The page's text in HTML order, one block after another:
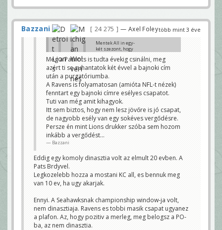
Azért a Chiefsnél csak
Es a Chiefsbol van egy darab a ligaban.
Olyannyira nehez fenntartani azt a
sikeresseget. Itt tudvalevo volt, hogy nem
lesz ez hosszu project. Brady 45 eves,
Mahomes 27.
Reid 64, Arians 70. Raadasul utobbi komoly
egeszsegugyi problemakkal is
szembenezett, arrol nem is beszelve,
hogy Reid >>>> Arians.
Ez a 3 ev igy is brutal sikeres volt a
Tampanak, raadasul a liga szemleletet is
megvaltoztatta (Stafford/Goff csere). A
problema inkabb az, hogy csunya lett a
vege. PErsze ez elenyeszo problema a SB
tukreben, de realisztikusan nezve, most
ezzel kell foglalkozni.
undisputedly
se zuhantatok két évvel a bajnoki cím után a
purgatóriumba.
A Ravens is folyamatosan (amióta NFL-t nézek)
fenntart egy bajnoki címre esélyes csapatot. Tuti
van még amit kihagyok.
Itt sem biztos, hogy nem lesz jövőre is jó csapat, de
Persze én mint Lions drukker szóba sem hozom
inkább a vergődést...
Bazzani
több mint 3 éve
Bazzani 24 275 — Axel Foley
Mentek All in egy-
két szezont, hogy
Most annyira nem
fest faszán a roster.
Ahogy a Ramsnél, ez
nem zavarja õket.
Majd építkeznek
ahogy lehet, vagy
rebuild. Várják a
következõ nagy
dobást.
Ha Top 3 cetli, akkor
az. Ha mégis
összeáll vmi, akkor
az.
Senki nem vitatja, hogy
deal, mint az osszes evben eros
kozepszernek lenni.
jovore is palyara kell kuldeni
egy csapatot es az edzok, FO
ugyanugy elszamoltathato a
sikertelensegert.
Meg a Patriots is tudta évekig csinálni, meg
azért ti se zuhantatok két évvel a bajnoki cím
után a purgatóriumba.
A Ravens is folyamatosan (amióta NFL-t nézek)
fenntart egy bajnoki címre esélyes csapatot.
Tuti van még amit kihagyok.
Itt sem biztos, hogy nem lesz jövőre is jó csapat,
de nagyobb esély van egy sokéves vergődésre.
Persze én mint Lions drukker szóba sem hozom
inkább a vergődést...
Bazzani
Eddig egy komoly dinasztia volt az elmult 20 evben. A
Pats Brdyvel.
Legkozelebb hozza a mostani KC all, es bennuk meg
van 10 ev, ha ugy akarjak.
Ennyi. A Seahawksnak championship window-ja volt,
nem dinasztiaja. Ravens es tobbi masik csapat ugyanez
a plafon. Az, hogy pozitiv a merleg, meg belogsz a PO-
ba, az nem dinasztia.